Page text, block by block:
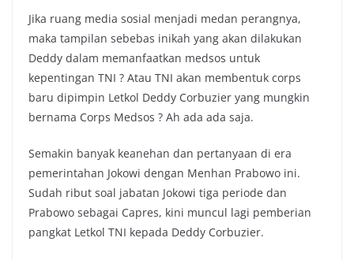
Jika ruang media sosial menjadi medan perangnya,
maka tampilan sebebas inikah yang akan dilakukan
Deddy dalam memanfaatkan medsos untuk
kepentingan TNI ? Atau TNI akan membentuk corps
baru dipimpin Letkol Deddy Corbuzier yang mungkin
bernama Corps Medsos ? Ah ada ada saja.
Semakin banyak keanehan dan pertanyaan di era
pemerintahan Jokowi dengan Menhan Prabowo ini.
Sudah ribut soal jabatan Jokowi tiga periode dan
Prabowo sebagai Capres, kini muncul lagi pemberian
pangkat Letkol TNI kepada Deddy Corbuzier.